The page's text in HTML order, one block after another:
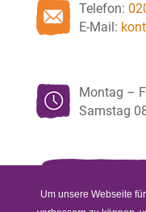
Telefon:
E-Mail:
Montag –
Samstag
Um unsere Webseite